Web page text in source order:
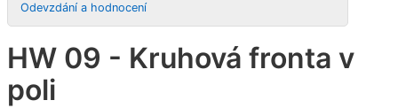
Odevzdání a hodnocení
HW 09 - Kruhová fronta v
poli